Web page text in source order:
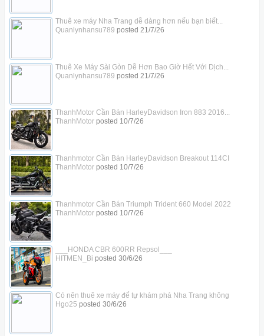
Thuê xe máy Nha Trang dễ dàng hơn nếu bạn biết...
Quanlynhansu789 posted 21/7/26
Thuê Xe Máy Sài Gòn Dễ Hơn Bao Giờ Hết Với Dịch...
Quanlynhansu789 posted 21/7/26
ThanhMotor Cần Bán HarleyDavidson Iron 883 2016...
ThanhMotorposted 10/7/26
Thanhmotor Cần Bán HarleyDavidson Breakout 114CI
ThanhMotorposted 10/7/26
Thanhmotor Cần Bán Triumph Trident 660 Model 2022
ThanhMotorposted 10/7/26
___HONDA CBR 600RR Repsol___
HITMEN_Bi posted 30/6/26
Có nên thuê xe máy để tự khám phá Nha Trang không
Hgo25 posted 30/6/26